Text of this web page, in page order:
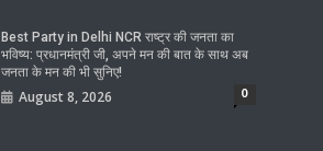
Best Party in Delhi NCR राष्ट्र की जनता का
भविष्य: प्रधानमंत्री जी, अपने मन की बात के साथ अब
जनता के मन की भी सुनिए!
August 8, 2026 0